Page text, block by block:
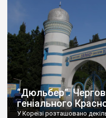
“Дюльбер”.
геніального
У Кореїзі розташовано